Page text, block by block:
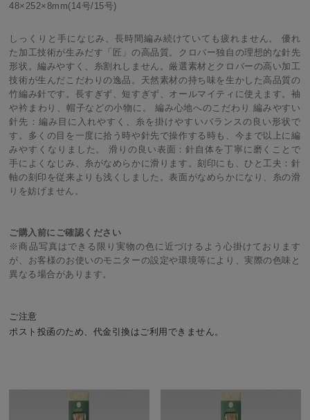
48×252×8mm(14号/15号)
しっくりと手になじみ、長時間編み続けていても疲れません。 優れ
た加工技術が生みだす「匠」の高品質。クロバー独自の理想的な針先
形状。編みやすく、糸割れしません。厳選素材とクロバーの高い加工
技術が生んだこだわりの逸品。天然素材の持ち味を生かした高品質の
竹編み針です。長すぎず、短すぎず、オールマイティに使えます。袖
や衿まわり、帽子などの小物に。 編み心地へのこだわり 編みやすい
針先：編み目に入れやすく、糸を掛けやすいバランスの良い形状で
す。多くの目を一度に拾う時や針先で操作する時も、今まで以上に編
みやすくなりました。 滑りの良い表面：針自体を丁寧に磨くことで
手によくなじみ、糸がなめらかに滑ります。刻印にも、ひと工夫：針
軸の刻印を従来よりも浅くしました。表面がなめらかになり、糸の滑
りを妨げません。
ご購入前にご確認ください
※商品写真はできる限り実物の色に近づけるよう心掛けております
が、お客様のお使いのモニターの設定や環境等により、実際の色味と
異なる場合があります。
ご注意
ポスト投函のため、代金引換はご利用できません。